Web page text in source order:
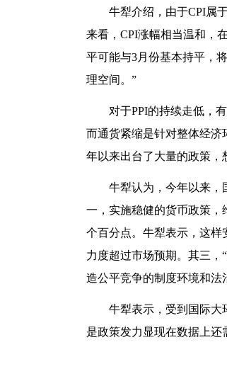
牛犁介绍，由于CPI属
来看，CPI涨幅相当温和，
平可能与3月份基本持平，
理空间。”
对于PPI的持续走低，
而通货紧缩是针对整体经济
年以来出台了大量的政策，
牛犁认为，今年以来，
一，实施稳健的货币政策，
个百分点。牛犁表示，这
力度超过市场预期。其三，
造公平竞争的制度环境和法
牛犁表示，受到国际大
是政策发力显现在数据上还